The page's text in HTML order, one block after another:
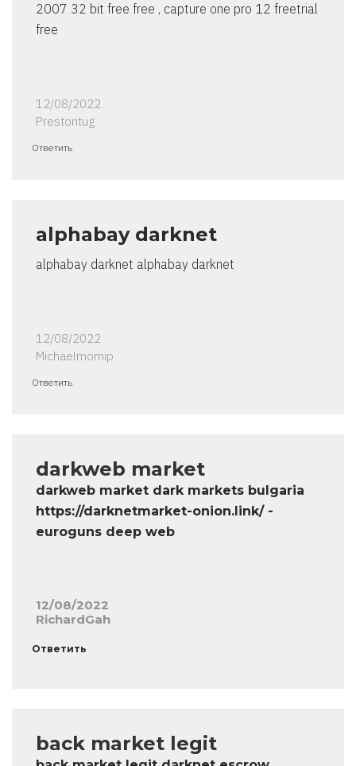
2007 32 bit free free , capture one pro 12 freetrial
free
12/08/2022
Prestontug
Ответить
alphabay darknet
alphabay darknet alphabay darknet
12/08/2022
Michaelmomip
Ответить
darkweb market
darkweb market dark markets bulgaria
https://darknetmarket-onion.link/ -
euroguns deep web
12/08/2022
RichardGah
Ответить
back market legit